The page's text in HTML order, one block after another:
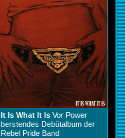
It Is What It Is Vor Power
berstendes Debütalbum der
Rebel Pride Band